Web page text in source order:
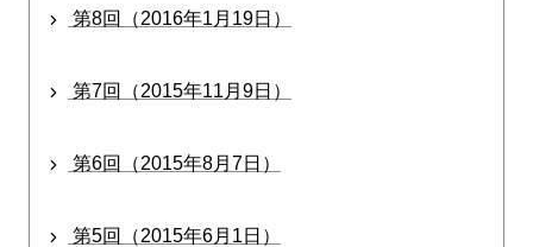
第8回（2016年1月19日）
第7回（2015年11月9日）
第6回（2015年8月7日）
第5回（2015年6月1日）